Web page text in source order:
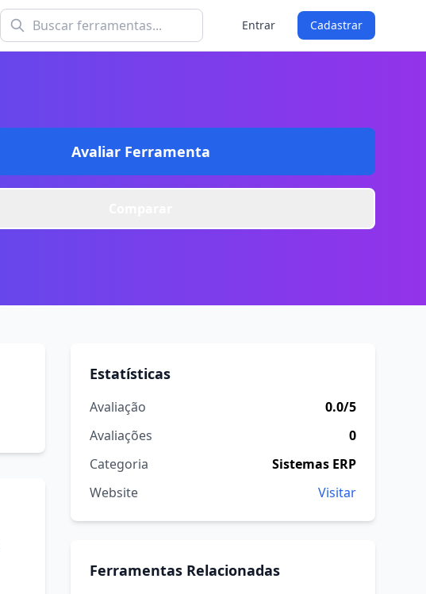
Entrar Cadastrar
Avaliar Ferramenta
Estatísticas
Avaliação
0.0/5
Avaliações
0
Categoria
Sistemas ERP
Website
Visitar
Ferramentas Relacionadas